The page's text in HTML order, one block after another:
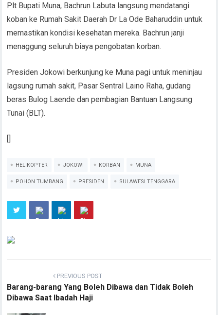
Plt Bupati Muna, Bachrun Labuta langsung mendatangi
koban ke Rumah Sakit Daerah Dr La Ode Baharuddin untuk
memastikan kondisi kesehatan mereka. Bachrun janji
menaggung seluruh biaya pengobatan korban.
Presiden Jokowi berkunjung ke Muna pagi untuk meninjau
lagsung rumah sakit, Pasar Sentral Laino Raha, gudang
beras Bulog Laende dan pembagian Bantuan Langsung
Tunai (BLT).
[]
HELIKOPTER JOKOWI KORBAN MUNA
POHON TUMBANG PRESIDEN SULAWESI TENGGARA
PREVIOUS POST
Barang-barang Yang Boleh Dibawa dan Tidak Boleh
Dibawa Saat Ibadah Haji